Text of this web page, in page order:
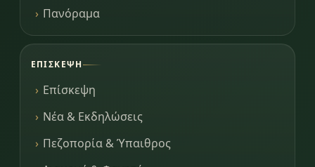
Πανόραμα
ΕΠΊΣΚΕΨΗ
Επίσκεψη
Νέα & Εκδηλώσεις
Πεζοπορία & Ύπαιθρος